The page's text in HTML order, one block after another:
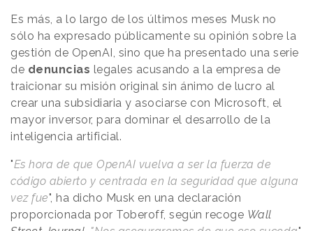
Es más, a lo largo de los últimos meses Musk no
sólo ha expresado públicamente su opinión sobre la
gestión de OpenAI, sino que ha presentado una serie
de denuncias legales acusando a la empresa de
traicionar su misión original sin ánimo de lucro al
crear una subsidiaria y asociarse con Microsoft, el
mayor inversor, para dominar el desarrollo de la
inteligencia artificial.
"Es hora de que OpenAI vuelva a ser la fuerza de
código abierto y centrada en la seguridad que alguna
vez fue", ha dicho Musk en una declaración
proporcionada por Toberoff, según recoge Wall